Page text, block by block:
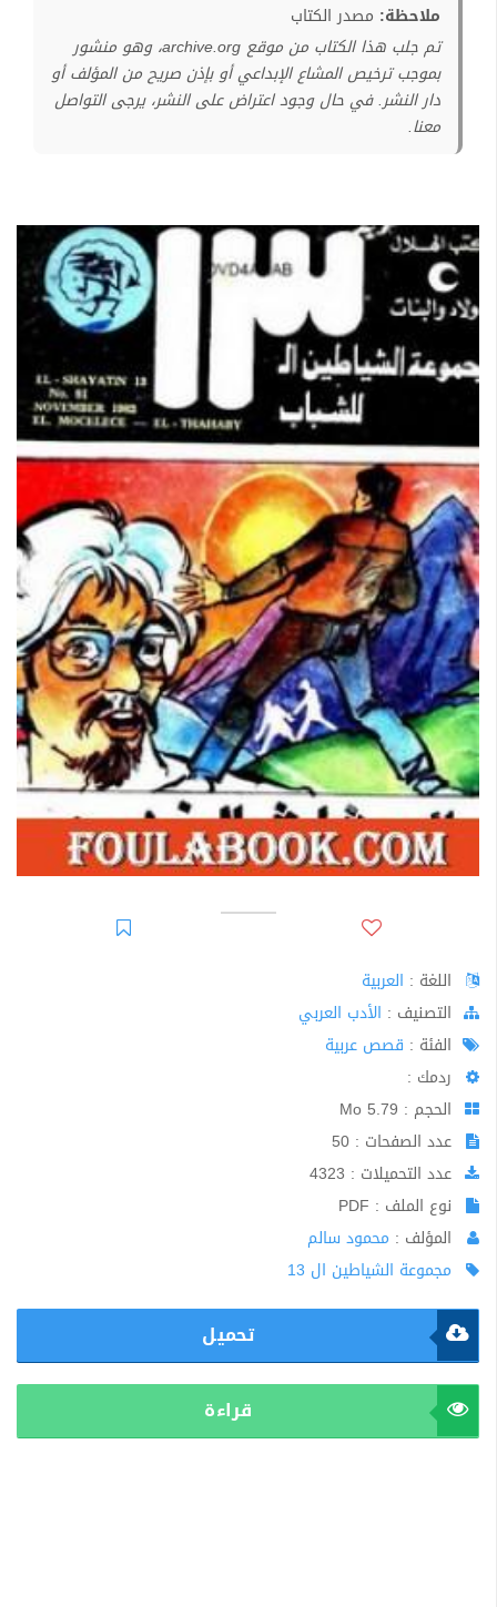
ملاحظة: مصدر الكتاب
تم جلب هذا الكتاب من موقع archive.org، وهو منشور
بموجب ترخيص المشاع الإبداعي أو بإذن صريح من المؤلف أو
دار النشر. في حال وجود اعتراض على النشر، يرجى التواصل
معنا.
اللغة : العربية
اﻟﺘﺼﻨﻴﻒ : الأدب العربي
الفئة : قصص عربية
ردمك :
الحجم : 5.79 Mo
عدد الصفحات : 50
عدد التحميلات : 4323
نوع الملف : PDF
المؤلف : محمود سالم
مجموعة الشياطين ال 13
تحميل
قراءة